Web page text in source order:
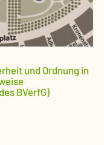
und Ordnung in
BVerfG)